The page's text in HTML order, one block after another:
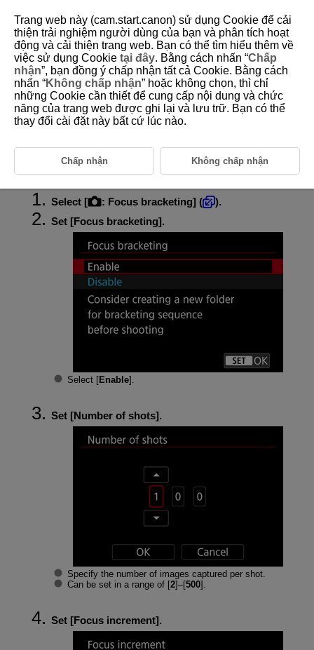
D292-076
Focus Bracketing
Focus bracketing enables continuous shooting with the focal distance
as Digital Photo Professional (EOS software).
Select [ : Focus bracketing] (
).
Set [Focus bracketing].
Select [Enable].
Set [Number of shots].
Specify the number of images captured per shot.
Can be set in a range of [2]–[500].
Set [Focus increment].
Trang web này (cam.start.canon) sử dụng Cookie để cải
thiện trải nghiệm người dùng của bạn và phân tích hoạt
động và cải thiện trang web. Bạn có thể tìm hiểu thêm về
việc sử dụng Cookie tại đây. Bằng cách nhấn “Chấp
nhận”, bạn đồng ý chấp nhận tất cả Cookie. Bằng cách
nhấn “Không chấp nhận” hoặc không chọn, thì chỉ
những Cookie cần thiết để cung cấp nội dung và chức
năng của trang web được ghi lại và lưu trữ. Bạn có thể
thay đổi cài đặt này bất cứ lúc nào.
Chấp nhận Không chấp nhận